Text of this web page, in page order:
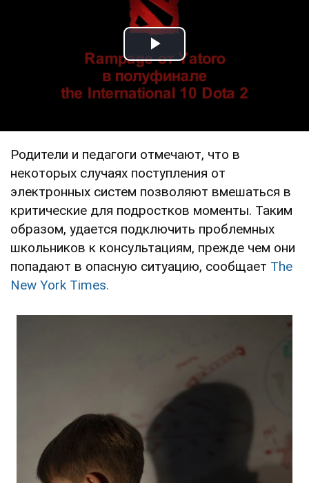
Play Video
Родители и педагоги отмечают, что в
некоторых случаях поступления от
электронных систем позволяют вмешаться в
критические для подростков моменты. Таким
образом, удается подключить проблемных
школьников к консультациям, прежде чем они
попадают в опасную ситуацию, сообщает The
New York Times.